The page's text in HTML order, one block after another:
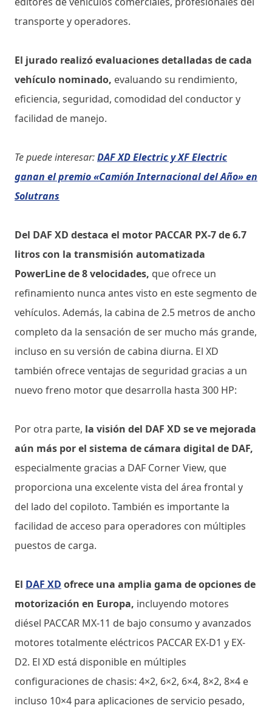
transporte y operadores.
El jurado realizó evaluaciones detalladas de cada
vehículo nominado, evaluando su rendimiento,
eficiencia, seguridad, comodidad del conductor y
facilidad de manejo.
Te puede interesar:DAF XD Electric y XF Electric
ganan el premio «Camión Internacional del Año» en
Solutrans
Del DAF XD destaca el motor PACCAR PX-7 de 6.7
litros con la transmisión automatizada
PowerLine de 8 velocidades, que ofrece un
refinamiento nunca antes visto en este segmento de
vehículos. Además, la cabina de 2.5 metros de ancho
completo da la sensación de ser mucho más grande,
incluso en su versión de cabina diurna. El XD
también ofrece ventajas de seguridad gracias a un
nuevo freno motor que desarrolla hasta 300 HP:
Por otra parte, la visión del DAF XD se ve mejorada
aún más por el sistema de cámara digital de DAF,
especialmente gracias a DAF Corner View, que
proporciona una excelente vista del área frontal y
del lado del copiloto. También es importante la
facilidad de acceso para operadores con múltiples
puestos de carga.
El DAF XD ofrece una amplia gama de opciones de
motorización en Europa, incluyendo motores
diésel PACCAR MX-11 de bajo consumo y avanzados
motores totalmente eléctricos PACCAR EX-D1 y EX-
D2. El XD está disponible en múltiples
configuraciones de chasis: 4×2, 6×2, 6×4, 8×2, 8×4 e
incluso 10×4 para aplicaciones de servicio pesado,